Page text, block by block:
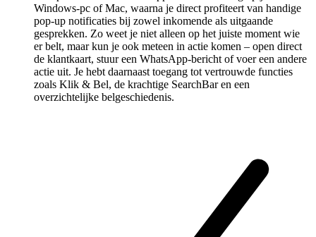
Windows-pc of Mac, waarna je direct profiteert van handige
pop-up notificaties bij zowel inkomende als uitgaande
gesprekken. Zo weet je niet alleen op het juiste moment wie
er belt, maar kun je ook meteen in actie komen – open direct
de klantkaart, stuur een WhatsApp-bericht of voer een andere
actie uit. Je hebt daarnaast toegang tot vertrouwde functies
zoals Klik & Bel, de krachtige SearchBar en een
overzichtelijke belgeschiedenis.